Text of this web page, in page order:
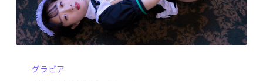
グラビア